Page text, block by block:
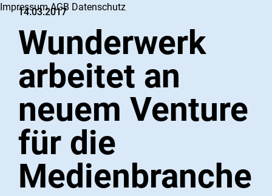
Impressum AGB Datenschutz
14.03.2017
Wunderwerk
arbeitet an
neuem Venture
für die
Medienbranche